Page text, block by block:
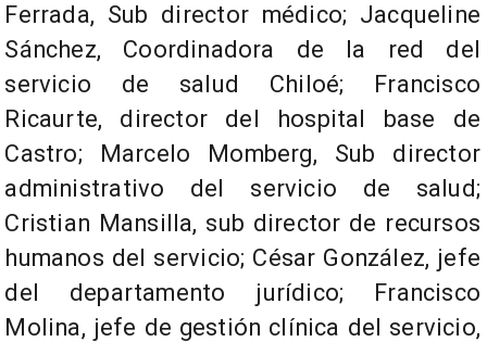
Ferrada, Sub director médico; Jacqueline
Sánchez, Coordinadora de la red del
servicio de salud Chiloé; Francisco
Ricaurte, director del hospital base de
Castro; Marcelo Momberg, Sub director
administrativo del servicio de salud;
Cristian Mansilla, sub director de recursos
humanos del servicio; César González, jefe
del departamento jurídico; Francisco
Molina, jefe de gestión clínica del servicio,